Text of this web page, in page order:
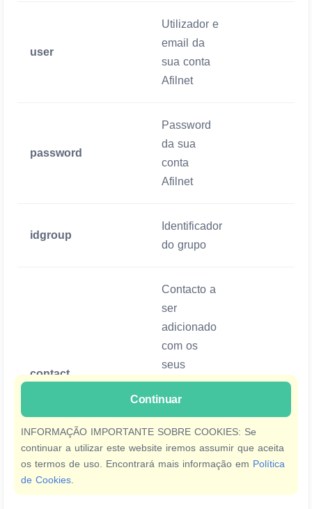
user
Utilizador e
email da
sua conta
Afilnet
password
Password
da sua
conta
Afilnet
idgroup
Identificador
do grupo
contact
Contacto a
ser
adicionado
com os
seus
campos
separados
por
exemplo
Mandatório
Continuar
INFORMAÇÃO IMPORTANTE SOBRE COOKIES: Se
continuar a utilizar este website iremos assumir que aceita
os termos de uso. Encontrará mais informação em Política
de Cookies